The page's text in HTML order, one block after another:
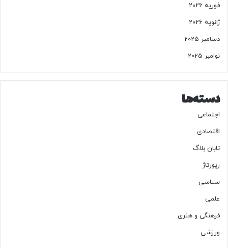
فوریه 2026
ژانویه 2026
دسامبر 2025
نوامبر 2025
دسته‌ها
اجتماعی
اقتصادی
تابان بلاگ
رپورتاژ
سیاسی
علمی
فرهنگی و هنری
ورزشی